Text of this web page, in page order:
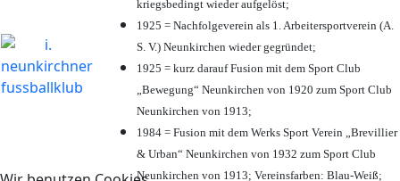
kriegsbedingt wieder aufgelöst;
1925 = Nachfolgeverein als 1. Arbeitersportverein (A.
S. V.) Neunkirchen wieder gegründet;
1925 = kurz darauf Fusion mit dem Sport Club
„Bewegung“ Neunkirchen von 1920 zum Sport Club
Neunkirchen von 1913;
1984 = Fusion mit dem Werks Sport Verein „Brevillier
& Urban“ Neunkirchen von 1932 zum Sport Club
Neunkirchen von 1913; Vereinsfarben: Blau-Weiß;